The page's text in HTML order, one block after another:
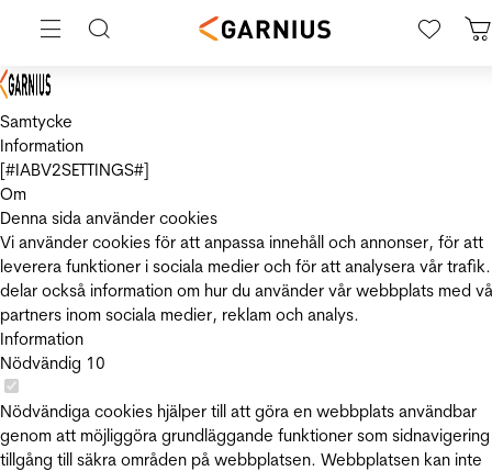
Samtycke
Information
[#IABV2SETTINGS#]
Om
Denna sida använder cookies
Vi använder cookies för att anpassa innehåll och annonser, för att
leverera funktioner i sociala medier och för att analysera vår
delar också information om hur du använder vår webbplats med
partners inom sociala medier, reklam och analys.
Information
Nödvändig 10
Nödvändiga cookies hjälper till att göra en webbplats användbar
genom att möjliggöra grundläggande funktioner som
tillgång till säkra områden på webbplatsen. Webbplatsen kan inte